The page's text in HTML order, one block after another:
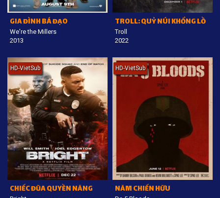
GIA ĐÌNH BÁ ĐẠO
We're the Millers
2013
TROLL: QUỶ NÚI KHỔNG LỒ
Troll
2022
HD-VietSub
CHIẾC ĐŨA QUYỀN NĂNG
HD-VietSub
NĂM CHIẾN HỮU